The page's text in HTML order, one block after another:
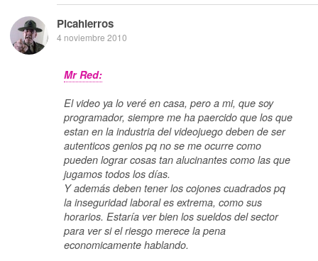
Picahierros
4 noviembre 2010
Mr Red:
El video ya lo veré en casa, pero a mi, que soy
programador, siempre me ha paercido que los que
estan en la industria del videojuego deben de ser
autenticos genios pq no se me ocurre como
pueden lograr cosas tan alucinantes como las que
jugamos todos los días.
Y además deben tener los cojones cuadrados pq
la inseguridad laboral es extrema, como sus
horarios. Estaría ver bien los sueldos del sector
para ver si el riesgo merece la pena
economicamente hablando.